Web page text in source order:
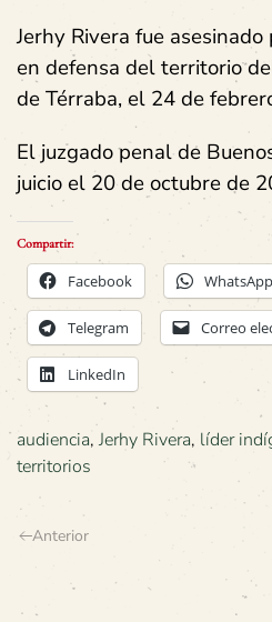
Jerhy Rivera fue
en defensa del territorio
de Térraba, el 24 de
El juzgado penal de
juicio el 20 de octubre de
Compartir:
Facebook WhatsApp
Telegram Correo
LinkedIn
audiencia, Jerhy Rivera, líder
territorios
Anterior